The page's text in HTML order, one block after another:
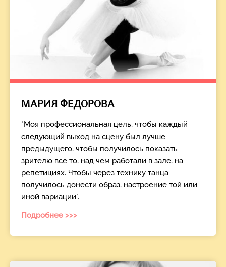
МАРИЯ ФЕДОРОВА
"Моя профессиональная цель, чтобы каждый
следующий выход на сцену был лучше
предыдущего, чтобы получилось показать
зрителю все то, над чем работали в зале, на
репетициях. Чтобы через технику танца
получилось донести образ, настроение той или
иной вариации".
Подробнее >>>